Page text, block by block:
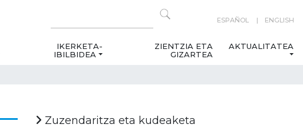
ESPAÑOL ENGLISH
IKERKETA-
IBILBIDEA
ZIENTZIA ETA
GIZARTEA
AKTUALITATEA
Zuzendaritza eta kudeaketa